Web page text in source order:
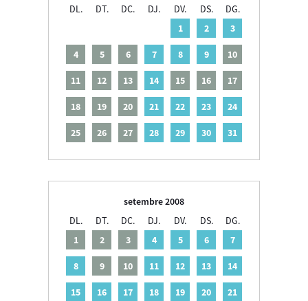
DL.
DT. DC. DJ. DV. DS.
DG.
1
2 3
4 5 6 7 8 9 10
11 12 13 14 15 16 17
18 19 20 21 22 23 24
25 26 27 28 29 30 31
setembre 2008
DL.
DT. DC. DJ. DV. DS.
DG.
1
2 3 4 5 6 7
8 9 10 11 12 13 14
15 16 17 18 19 20 21